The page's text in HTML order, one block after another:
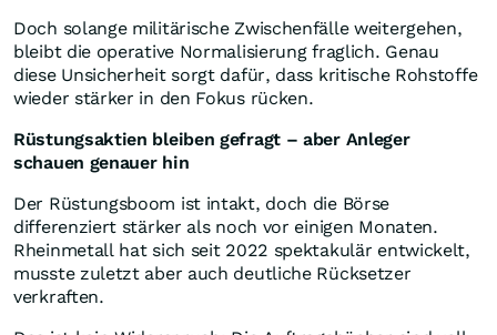
Doch solange militärische Zwischenfälle weitergehen,
bleibt die operative Normalisierung fraglich. Genau
diese Unsicherheit sorgt dafür, dass kritische Rohstoffe
wieder stärker in den Fokus rücken.
Rüstungsaktien bleiben gefragt – aber Anleger
schauen genauer hin
Der Rüstungsboom ist intakt, doch die Börse
differenziert stärker als noch vor einigen Monaten.
Rheinmetall hat sich seit 2022 spektakulär entwickelt,
musste zuletzt aber auch deutliche Rücksetzer
verkraften.